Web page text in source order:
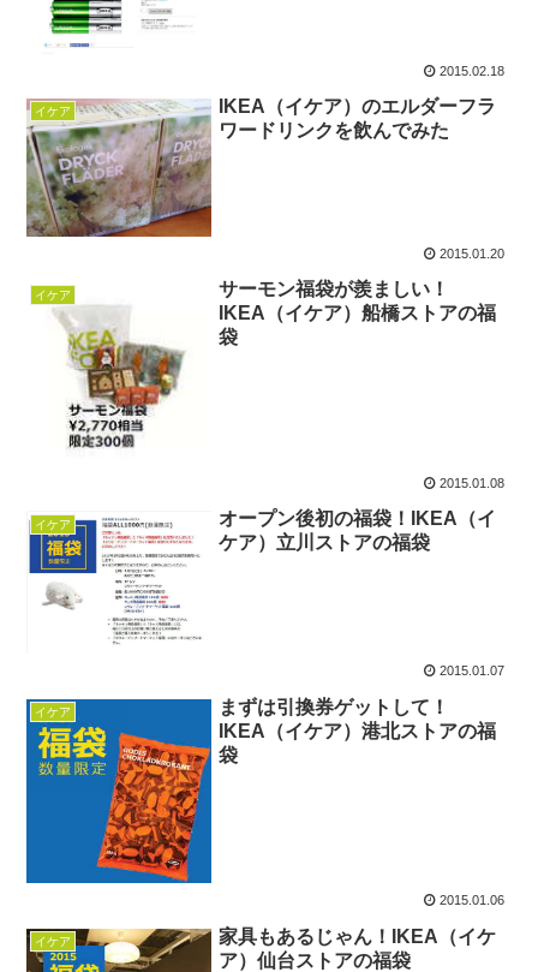
2015.02.18
イケア
IKEA（イケア）のエルダーフラ
ワードリンクを飲んでみた
2015.01.20
イケア
サーモン福袋が羨ましい！
IKEA（イケア）船橋ストアの福
袋
2015.01.08
イケア
オープン後初の福袋！IKEA（イ
ケア）立川ストアの福袋
2015.01.07
イケア
まずは引換券ゲットして！
IKEA（イケア）港北ストアの福
袋
2015.01.06
イケア
家具もあるじゃん！IKEA（イケ
ア）仙台ストアの福袋